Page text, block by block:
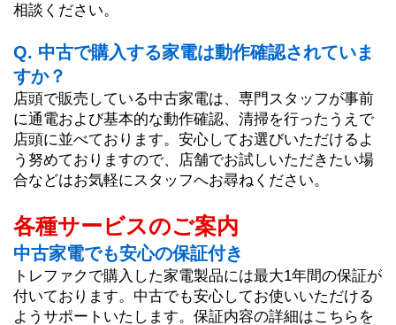
相談ください。
Q. 中古で購入する家電は動作確認されていま
すか？
店頭で販売している中古家電は、専門スタッフが事前
に通電および基本的な動作確認、清掃を行ったうえで
店頭に並べております。安心してお選びいただけるよ
う努めておりますので、店舗でお試しいただきたい場
合などはお気軽にスタッフへお尋ねください。
各種サービスのご案内
中古家電でも安心の保証付き
トレファクで購入した家電製品には最大1年間の保証が
付いております。中古でも安心してお使いいただける
ようサポートいたします。保証内容の詳細はこちらを